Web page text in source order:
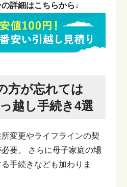
詳細はこちらから↓
方が忘れては
越し手続き4選
変更やライフラインの契
要。
さらに母子家庭の場
手続きなども加わりま